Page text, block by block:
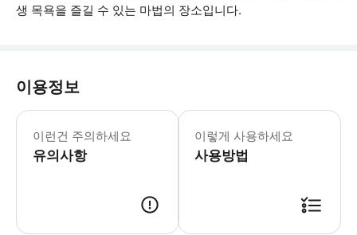
생 목욕을 즐길 수 있는 마법의 장소입니다.
이용정보
이런건 주의하세요
유의사항
투어는 현재 코로나 방지 규정을 준수
이렇게 사용하세요
사용방법